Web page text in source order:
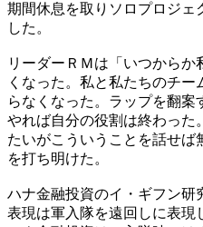
期間休息を取りソロプロジェ
した。
リーダーＲＭは「いつから
くなった。私と私たちのチ
らなくなった。ラップを翻案
やれば自分の役割は終わった
たいがこういうことを話せば
を打ち明けた。
ハナ金融投資のイ・ギフン研
表現は軍入隊を遠回しに表現